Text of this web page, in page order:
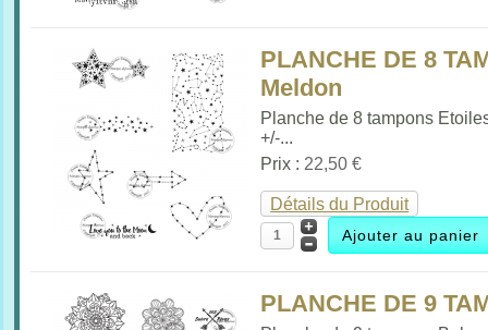
PLANCHE DE 8
Meldon
Planche de 8 tampons
+/-...
Prix : 22,50 €
Détails du Produit
PLANCHE DE 9